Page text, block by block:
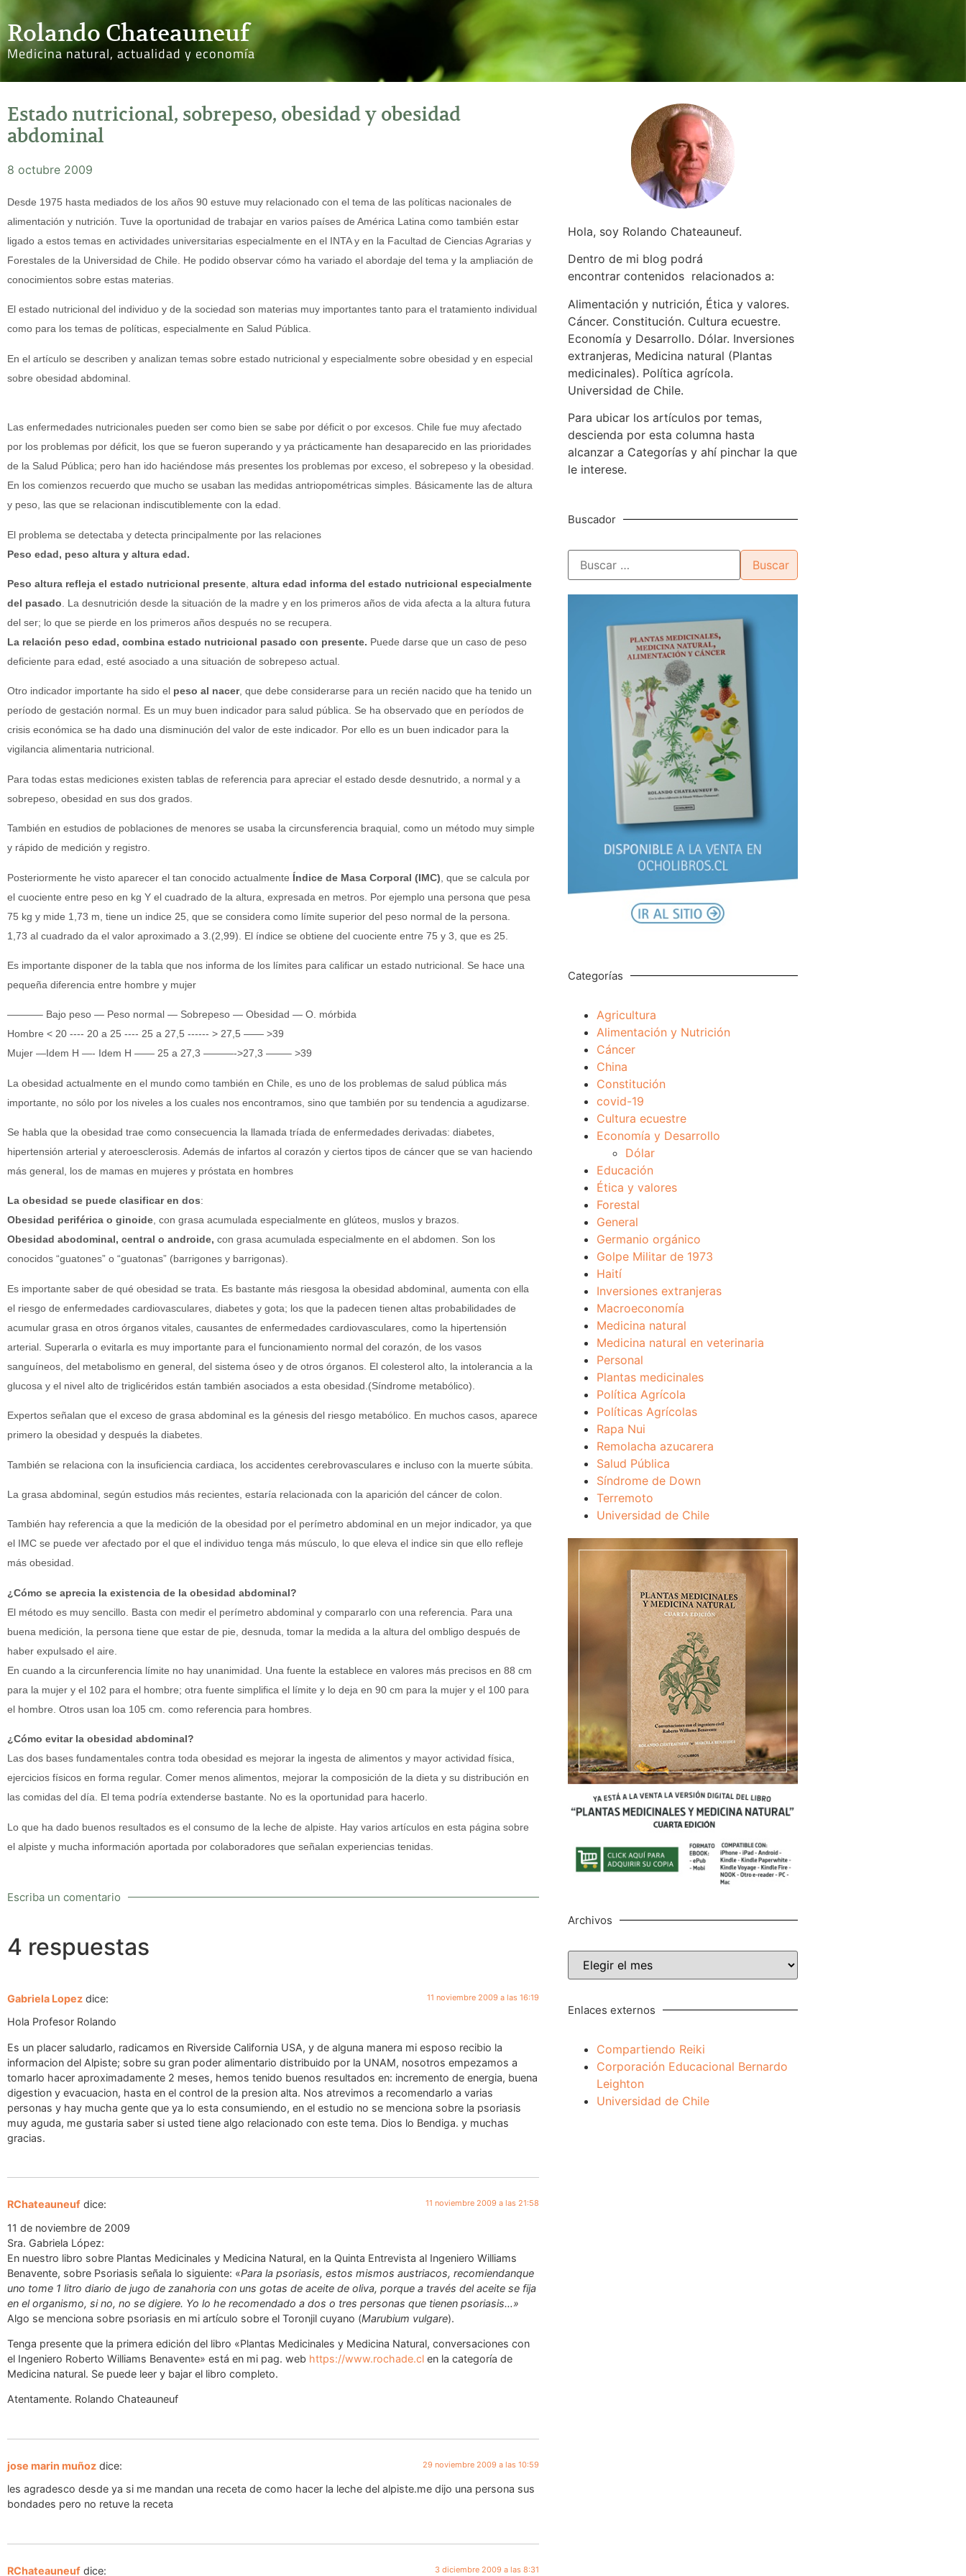
Rolando Chateauneuf
Medicina natural, actualidad y economía
Estado nutricional, sobrepeso, obesidad y obesidad
abdominal
8 octubre 2009
Desde 1975 hasta mediados de los años 90 estuve muy relacionado con el tema de las políticas nacionales de
alimentación y nutrición. Tuve la oportunidad de trabajar en varios países de América Latina como también estar
ligado a estos temas en actividades universitarias especialmente en el INTA y en la Facultad de Ciencias Agrarias y
Forestales de la Universidad de Chile. He podido observar cómo ha variado el abordaje del tema y la ampliación de
conocimientos sobre estas materias.
El estado nutricional del individuo y de la sociedad son materias muy importantes tanto para el tratamiento individual
como para los temas de políticas, especialmente en Salud Pública.
En el artículo se describen y analizan temas sobre estado nutricional y especialmente sobre obesidad y en especial
sobre obesidad abdominal.
Las enfermedades nutricionales pueden ser como bien se sabe por déficit o por excesos. Chile fue muy afectado
por los problemas por déficit, los que se fueron superando y ya prácticamente han desaparecido en las prioridades
de la Salud Pública; pero han ido haciéndose más presentes los problemas por exceso, el sobrepeso y la obesidad.
En los comienzos recuerdo que mucho se usaban las medidas antriopométricas simples. Básicamente las de altura
y peso, las que se relacionan indiscutiblemente con la edad.
El problema se detectaba y detecta principalmente por las relaciones
Peso edad, peso altura y altura edad.
Peso altura refleja el estado nutricional presente altura edad informa del estado nutricional especialmente
del pasado . La desnutrición desde la situación de la madre y en los primeros años de vida afecta a la altura futura
del ser; lo que se pierde en los primeros años después no se recupera.
La relación peso edad, combina estado nutricional pasado con presente. Puede darse que un caso de peso
deficiente para edad, esté asociado a una situación de sobrepeso actual.
Otro indicador importante ha sido el peso al nacer, que debe considerarse para un recién nacido que ha tenido un
período de gestación normal. Es un muy buen indicador para salud pública. Se ha observado que en períodos de
crisis económica se ha dado una disminución del valor de este indicador. Por ello es un buen indicador para la
vigilancia alimentaria nutricional.
Para todas estas mediciones existen tablas de referencia para apreciar el estado desde desnutrido, a normal y a
sobrepeso, obesidad en sus dos grados.
También en estudios de poblaciones de menores se usaba la circunsferencia braquial, como un método muy simple
y rápido de medición y registro.
Posteriormente he visto aparecer el tan conocido actualmente Índice de Masa Corporal (IMC) , que se calcula por
el cuociente entre peso en kg Y el cuadrado de la altura, expresada en metros. Por ejemplo una persona que pesa
75 kg y mide 1,73 m, tiene un indice 25, que se considera como límite superior del peso normal de la persona.
1,73 al cuadrado da el valor aproximado a 3.(2,99). El índice se obtiene del cuociente entre 75 y 3, que es 25.
Es importante disponer de la tabla que nos informa de los límites para calificar un estado nutricional. Se hace una
pequeña diferencia entre hombre y mujer
———– Bajo peso — Peso normal — Sobrepeso — Obesidad — O. mórbida
Hombre < 20 ---- 20 a 25 ---- 25 a 27,5 ------ > 27,5 —— >39
Mujer —Idem H —- Idem H —— 25 a 27,3 ———->27,3 ——– >39
La obesidad actualmente en el mundo como también en Chile, es uno de los problemas de salud pública más
importante, no sólo por los niveles a los cuales nos encontramos, sino que también por su tendencia a agudizarse.
Se habla que la obesidad trae como consecuencia la llamada tríada de enfermedades derivadas: diabetes,
hipertensión arterial y ateroesclerosis. Además de infartos al corazón y ciertos tipos de cáncer que se van haciendo
más general, los de mamas en mujeres y próstata en hombres
La obesidad se puede clasificar en dos:
Obesidad periférica o ginoide, con grasa acumulada especialmente en glúteos, muslos y brazos.
Obesidad abodominal, central o androide, con grasa acumulada especialmente en el abdomen. Son los
conocidos “guatones” o “guatonas” (barrigones y barrigonas).
Es importante saber de qué obesidad se trata. Es bastante más riesgosa la obesidad abdominal, aumenta con ella
el riesgo de enfermedades cardiovasculares, diabetes y gota; los que la padecen tienen altas probabilidades de
acumular grasa en otros órganos vitales, causantes de enfermedades cardiovasculares, como la hipertensión
arterial. Superarla o evitarla es muy importante para el funcionamiento normal del corazón, de los vasos
sanguíneos, del metabolismo en general, del sistema óseo y de otros órganos. El colesterol alto, la intolerancia a la
glucosa y el nivel alto de triglicéridos están también asociados a esta obesidad.(Síndrome metabólico).
Expertos señalan que el exceso de grasa abdominal es la génesis del riesgo metabólico. En muchos casos, aparece
primero la obesidad y después la diabetes.
También se relaciona con la insuficiencia cardiaca, los accidentes cerebrovasculares e incluso con la muerte súbita.
La grasa abdominal, según estudios más recientes, estaría relacionada con la aparición del cáncer de colon.
También hay referencia a que la medición de la obesidad por el perímetro abdominal en un mejor indicador, ya que
el IMC se puede ver afectado por el que el individuo tenga más músculo, lo que eleva el indice sin que ello refleje
más obesidad.
¿Cómo se aprecia la existencia de la obesidad abdominal?
El método es muy sencillo. Basta con medir el perímetro abdominal y compararlo con una referencia. Para una
buena medición, la persona tiene que estar de pie, desnuda, tomar la medida a la altura del ombligo después de
haber expulsado el aire.
En cuando a la circunferencia límite no hay unanimidad. Una fuente la establece en valores más precisos en 88 cm
para la mujer y el 102 para el hombre; otra fuente simplifica el límite y lo deja en 90 cm para la mujer y el 100 para
el hombre. Otros usan loa 105 cm. como referencia para hombres.
¿Cómo evitar la obesidad abdominal?
Las dos bases fundamentales contra toda obesidad es mejorar la ingesta de alimentos y mayor actividad física,
ejercicios físicos en forma regular. Comer menos alimentos, mejorar la composición de la dieta y su distribución en
las comidas del día. El tema podría extenderse bastante. No es la oportunidad para hacerlo.
Lo que ha dado buenos resultados es el consumo de la leche de alpiste. Hay varios artículos en esta página sobre
el alpiste y mucha información aportada por colaboradores que señalan experiencias tenidas.
Escriba un comentario
4 respuestas
Gabriela Lopez dice: 11 noviembre 2009 a las 16:19
Hola Profesor Rolando
Es un placer saludarlo, radicamos en Riverside California USA, y de alguna manera mi esposo recibio la
informacion del Alpiste; sobre su gran poder alimentario distribuido por la UNAM, nosotros empezamos a
tomarlo hacer aproximadamente 2 meses, hemos tenido buenos resultados en: incremento de energia, buena
digestion y evacuacion, hasta en el control de la presion alta. Nos atrevimos a recomendarlo a varias
personas y hay mucha gente que ya lo esta consumiendo, en el estudio no se menciona sobre la psoriasis
muy aguda, me gustaria saber si usted tiene algo relacionado con este tema. Dios lo Bendiga. y muchas
gracias.
RChateauneuf dice: 11 noviembre 2009 a las 21:58
11 de noviembre de 2009
Sra. Gabriela López:
En nuestro libro sobre Plantas Medicinales y Medicina Natural, en la Quinta Entrevista al Ingeniero Williams
Benavente, sobre Psoriasis señala lo siguiente: «Para la psoriasis, estos mismos austriacos, recomiendanque
uno tome 1 litro diario de jugo de zanahoria con uns gotas de aceite de oliva, porque a través del aceite se fija
en el organismo, si no, no se digiere. Yo lo he recomendado a dos o tres personas que tienen psoriasis…»
Algo se menciona sobre psoriasis en mi artículo sobre el Toronjil cuyano (Marubium vulgare).
Tenga presente que la primera edición del libro «Plantas Medicinales y Medicina Natural, conversaciones con
el Ingeniero Roberto Williams Benavente» está en mi pag. web https://www.rochade.cl en la categoría de
Medicina natural. Se puede leer y bajar el libro completo.
Atentamente. Rolando Chateauneuf
jose marin muñoz dice: 29 noviembre 2009 a las 10:59
les agradesco desde ya si me mandan una receta de como hacer la leche del alpiste.me dijo una persona sus
bondades pero no retuve la receta
RChateauneuf dice: 3 diciembre 2009 a las 8:31
Hola, soy Rolando Chateauneuf.
Dentro de mi blog podrá
encontrar contenidos relacionados a:
Alimentación y nutrición, Ética y valores.
Cáncer. Constitución. Cultura ecuestre.
Economía y Desarrollo. Dólar. Inversiones
extranjeras, Medicina natural (Plantas
medicinales). Política agrícola.
Universidad de Chile.
Para ubicar los artículos por temas,
descienda por esta columna hasta
alcanzar a Categorías y ahí pinchar la que
le interese.
Buscador
Categorías
Agricultura
Alimentación y Nutrición
Cáncer
China
Constitución
covid-19
Cultura ecuestre
Economía y Desarrollo
Dólar
Educación
Ética y valores
Forestal
General
Germanio orgánico
Golpe Militar de 1973
Haití
Inversiones extranjeras
Macroeconomía
Medicina natural
Medicina natural en veterinaria
Personal
Plantas medicinales
Política Agrícola
Políticas Agrícolas
Rapa Nui
Remolacha azucarera
Salud Pública
Síndrome de Down
Terremoto
Universidad de Chile
Archivos
Enlaces externos
Compartiendo Reiki
Corporación Educacional Bernardo
Leighton
Universidad de Chile